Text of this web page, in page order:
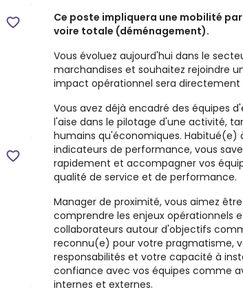
Ce poste impliquera une mobilité
voire totale (déménagement).
Vous évoluez aujourd'hui dans le
marchandises et souhaitez rejoindre
impact opérationnel sera directement
Vous avez déjà encadré des équipes
l'aise dans le pilotage d'une activité,
humains qu'économiques. Habitué(e)
indicateurs de performance, vous
rapidement et accompagner vos
qualité de service et de performance.
Manager de proximité, vous aimez
comprendre les enjeux opérationnels
collaborateurs autour d'objectifs
reconnu(e) pour votre pragmatisme,
responsabilités et votre capacité à
confiance avec vos équipes comme
internes et externes.